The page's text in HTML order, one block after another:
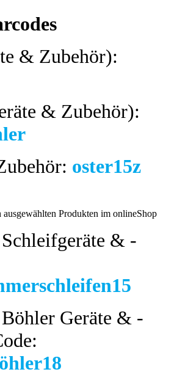
& Zubehör):
& Zubehör):
oster15z
Produkten im onlineShop
& -
Geräte & -